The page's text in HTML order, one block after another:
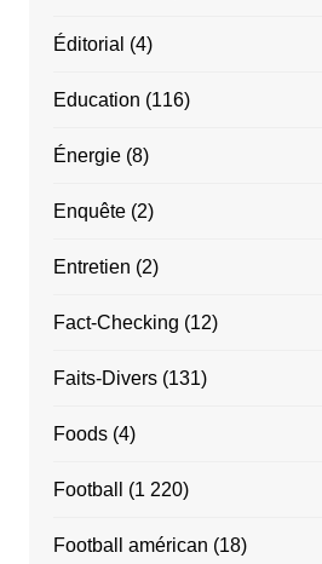
Éditorial (4)
Education (116)
Énergie(8)
Enquête(2)
Entretien (2)
Fact-Checking (12)
Faits-Divers(131)
Foods(4)
Football (1 220)
Football américan (18)